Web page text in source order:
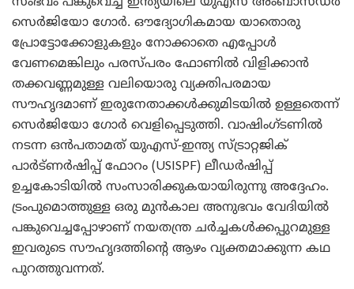
സെർജിയോ ഗോർ. ഔദ്യോഗികമായ യാതൊരു
പ്രോട്ടോക്കോളുകളും നോക്കാതെ എപ്പോൾ
വേണമെങ്കിലും പരസ്പരം ഫോണിൽ വിളിക്കാൻ
തക്കവണ്ണമുള്ള വലിയൊരു വ്യക്തിപരമായ
സൗഹൃദമാണ് ഇരുനേതാക്കൾക്കുമിടയിൽ ഉള്ളതെന്ന്
സെർജിയോ ഗോർ വെളിപ്പെടുത്തി. വാഷിംഗ്ടണിൽ
നടന്ന ഒൻപതാമത് യുഎസ്-ഇന്ത്യ സ്ട്രാറ്റജിക്
പാർട്ണർഷിപ്പ് ഫോറം (USISPF) ലീഡർഷിപ്പ്
ഉച്ചകോടിയിൽ സംസാരിക്കുകയായിരുന്നു അദ്ദേഹം.
ട്രംപുമൊത്തുള്ള ഒരു മുൻകാല അനുഭവം വേദിയിൽ
പങ്കുവെച്ചപ്പോഴാണ് നയതന്ത്ര ചർച്ചകൾക്കപ്പുറമുള്ള
ഇവരുടെ സൗഹൃദത്തിന്റെ ആഴം വ്യക്തമാക്കുന്ന കഥ
പുറത്തുവന്നത്.